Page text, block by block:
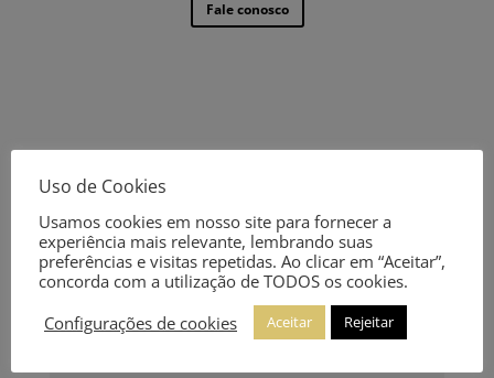
Fale conosco
Uso de Cookies
Usamos cookies em nosso site para fornecer a
experiência mais relevante, lembrando suas
preferências e visitas repetidas. Ao clicar em “Aceitar”,
concorda com a utilização de TODOS os cookies.
Configurações de cookies
Aceitar Rejeitar